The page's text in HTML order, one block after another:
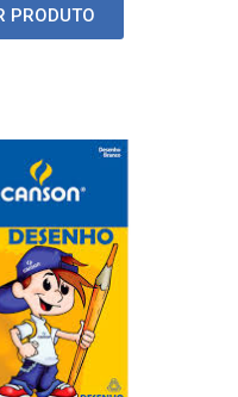
PRODUTO